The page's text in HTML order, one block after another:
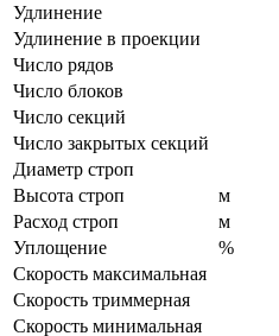
Удлинение
Удлинение в проекции
Число рядов
Число блоков
Число секций
Число закрытых секций
Диаметр строп
Высота строп
м
Расход строп
м
Уплощение
%
Скорость максимальная
Скорость триммерная
Скорость минимальная